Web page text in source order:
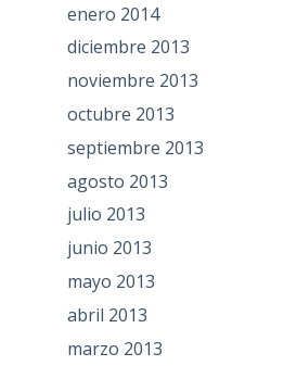
enero 2014
diciembre 2013
noviembre 2013
octubre 2013
septiembre 2013
agosto 2013
julio 2013
junio 2013
mayo 2013
abril 2013
marzo 2013